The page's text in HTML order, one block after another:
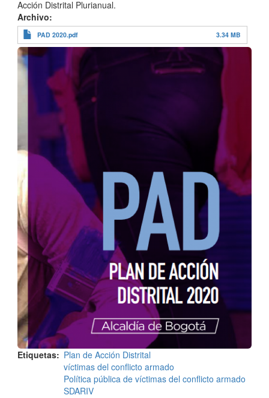
Acción Distrital Plurianual.
Archivo
PAD 2020.pdf 3.34 MB
Etiquetas
Plan de Acción Distrital
víctimas del conflicto armado
Política pública de víctimas del conflicto armado
SDARIV